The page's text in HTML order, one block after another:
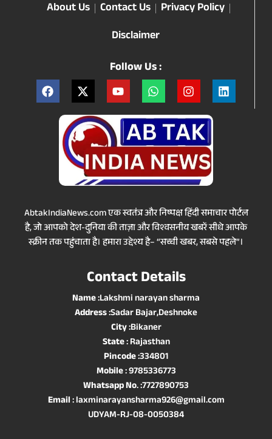
About Us Contact Us
Privacy Policy
Disclaimer
Follow Us :
AbtakIndiaNews.com एक स्वतंत्र और निष्पक्ष हिंदी समाचार पोर्टल
है, जो आपको देश-दुनिया की ताज़ा और विश्वसनीय खबरें सीधे आपके
स्क्रीन तक पहुंचाता है। हमारा उद्देश्य है– “सच्ची खबर, सबसे पहले”।
Contact Details
Name:Lakshmi narayan sharma
Address:Sadar Bajar,Deshnoke
City:Bikaner
State: Rajasthan
Pincode:334801
Mobile: 9785336773
Whatsapp No. :7727890753
Email: laxminarayansharma926@gmail.com
UDYAM-RJ-08-0050384